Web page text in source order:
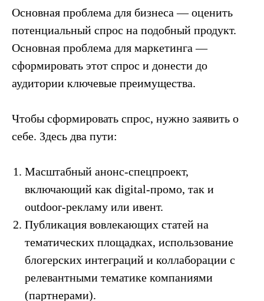
Основная проблема для бизнеса — оценить
потенциальный спрос на подобный продукт.
Основная проблема для маркетинга —
сформировать этот спрос и донести до
аудитории ключевые преимущества.
Чтобы сформировать спрос, нужно заявить о
себе. Здесь два пути:
Масштабный анонс-спецпроект,
включающий как digital-промо, так и
outdoor-рекламу или ивент.
Публикация вовлекающих статей на
тематических площадках, использование
блогерских интеграций и коллаборации с
релевантными тематике компаниями
(партнерами).